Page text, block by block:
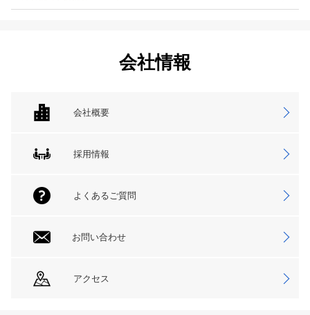
会社情報
会社概要
採用情報
よくあるご質問
お問い合わせ
アクセス